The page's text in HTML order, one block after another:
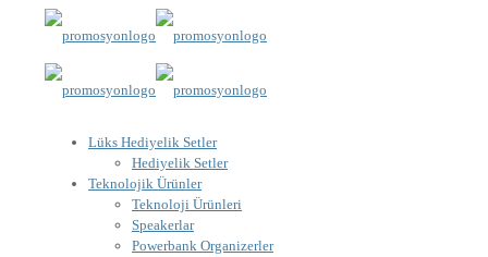
Lüks Hediyelik Setler
Hediyelik Setler
Teknolojik Ürünler
Teknoloji Ürünleri
Speakerlar
Powerbank Organizerler